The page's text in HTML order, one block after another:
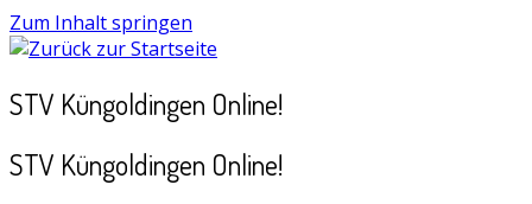
Zum Inhalt springen
STV Küngoldingen Online!
STV Küngoldingen Online!